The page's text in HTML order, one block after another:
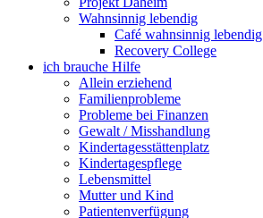
Wahnsinnig lebendig
Café wahnsinnig lebendig
Recovery College
ich brauche Hilfe
Allein erziehend
Familienprobleme
Probleme bei Finanzen
Gewalt / Misshandlung
Kindertagesstättenplatz
Kindertagespflege
Lebensmittel
Mutter und Kind
Patientenverfügung